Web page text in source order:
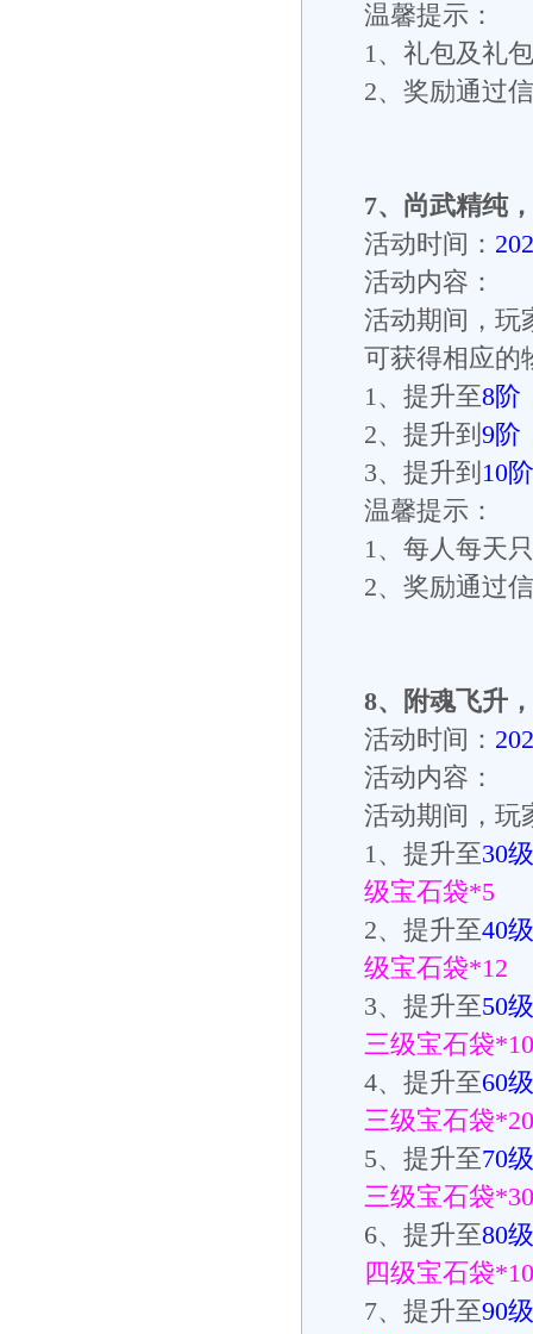
温馨提示：
1、礼包及礼
2、奖励通过
7、 尚武精纯
活动时间：
活动内容：
活动期间，玩
可获得相应的
1、提升至8阶
2、提升到 9阶
3、提升到 10阶
温馨提示：
1、每人每天
2、奖励通过
8、
附魂飞升，
活动时间：
活动内容：
活动期间，玩
1、提升至30级
级宝石袋*5
2、提升至40级
级宝石袋*12
3、提升至50级
三级宝石袋*10
4、提升至60级
三级宝石袋*20
5、提升至70级
三级宝石袋*30
6、提升至80级
四级宝石袋*10
7、提升至90级